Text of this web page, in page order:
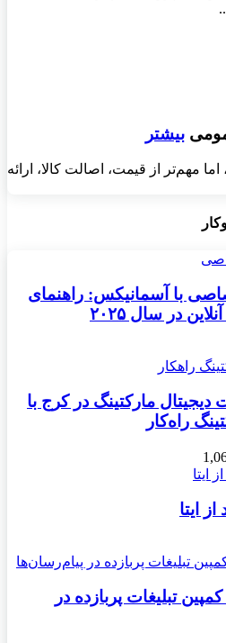
بیشتر
مهم‌تر از قیمت، اصالت کالا، ارائه
با آسمانیکس: راهنمای
در سال ۲۰۲۵
مارکتینگ در کرج با
راه‌کار
ایتا
تبلیغات پربازده در